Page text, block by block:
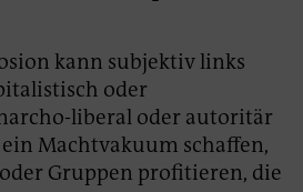
kann subjektiv links
oder
liberal oder autoritär
Machtvakuum schaffen,
Gruppen profitieren, die